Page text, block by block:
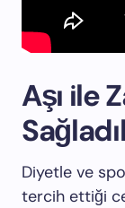
Aşı ile
Diyetle ve
tercih ettiği